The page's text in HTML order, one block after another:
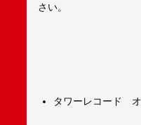
さい。
タワーレコード